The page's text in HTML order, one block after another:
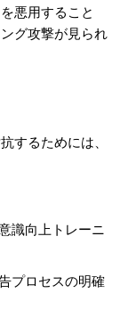
悪用すること
グ攻撃が見られ
するためには、
識向上トレーニ
プロセスの明確